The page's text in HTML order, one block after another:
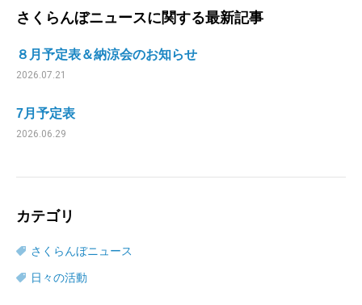
さくらんぼニュースに関する最新記事
８月予定表＆納涼会のお知らせ
2026.07.21
7月予定表
2026.06.29
カテゴリ
さくらんぼニュース
日々の活動